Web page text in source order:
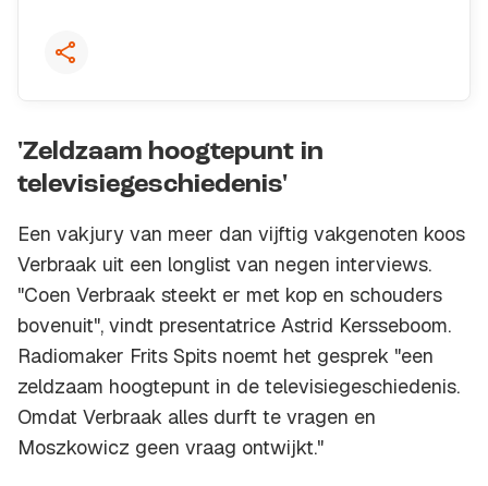
'Zeldzaam hoogtepunt in
televisiegeschiedenis'
Een vakjury van meer dan vijftig vakgenoten koos
Verbraak uit een longlist van negen interviews.
"Coen Verbraak steekt er met kop en schouders
bovenuit", vindt presentatrice Astrid Kersseboom.
Radiomaker Frits Spits noemt het gesprek "een
zeldzaam hoogtepunt in de televisiegeschiedenis.
Omdat Verbraak alles durft te vragen en
Moszkowicz geen vraag ontwijkt."